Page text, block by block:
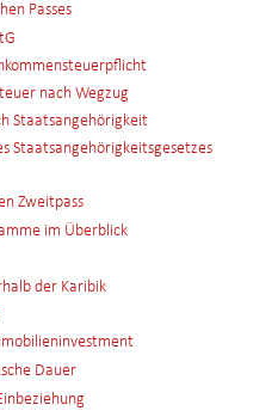
Passes
nach Wegzug
Staatsangehörigkeit
Staatsangehörigkeitsgesetzes
Zweitpass
im Überblick
der Karibik
Dauer